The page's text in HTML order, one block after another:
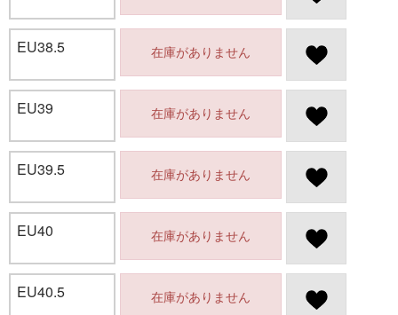
EU38.5 在庫がありません
EU39 在庫がありません
EU39.5 在庫がありません
EU40 在庫がありません
EU40.5 在庫がありません